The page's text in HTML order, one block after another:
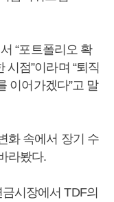
“포트폴리오 확
점”이라며 “퇴직
이어가겠다”고 말
화 속에서 장기 수
라봤다.
시장에서 TDF의